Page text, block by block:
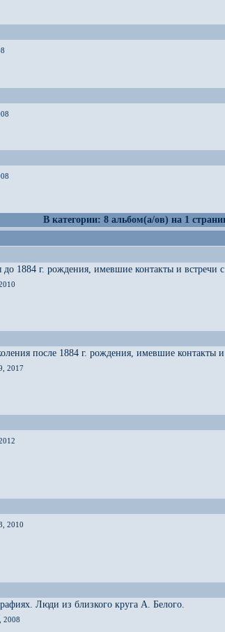
В категории: 8 альбом(а/ов) на 1
1884 г. рождения, имевшие контакты и встречи
после 1884 г. рождения, имевшие контакты
2017
2010
Люди из близкого круга А. Белого.
2008